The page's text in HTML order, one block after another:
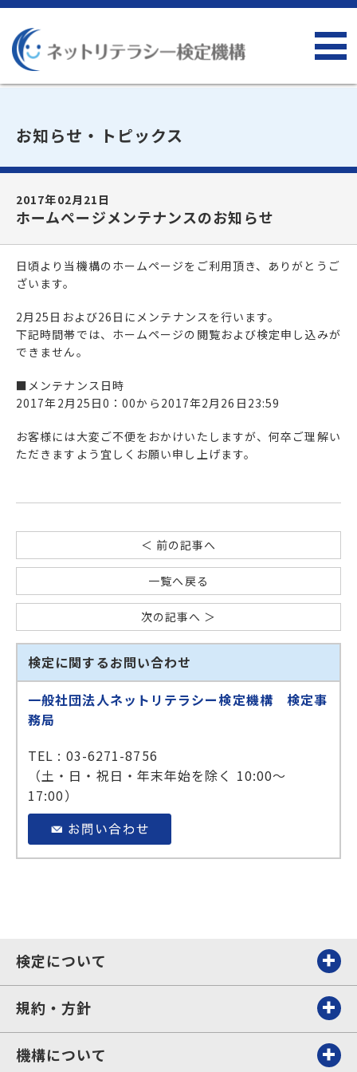
お知らせ・トピックス
2017年02月21日
ホームページメンテナンスのお知らせ
日頃より当機構のホームページをご利用頂き、ありがとうご
ざいます。
2月25日および26日にメンテナンスを行います。
下記時間帯では、ホームページの閲覧および検定申し込みが
できません。
■メンテナンス日時
2017年2月25日0：00から2017年2月26日23:59
お客様には大変ご不便をおかけいたしますが、何卒ご理解い
ただきますよう宜しくお願い申し上げます。
＜ 前の記事へ
一覧へ戻る
次の記事へ ＞
検定に関するお問い合わせ
一般社団法人ネットリテラシー検定機構 検定事
務局
TEL : 03-6271-8756
（土・日・祝日・年末年始を除く 10:00～
17:00）
検定について
規約・方針
機構について